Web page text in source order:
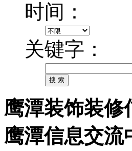
时间：
关键字：
鹰潭装饰装修
鹰潭信息交流